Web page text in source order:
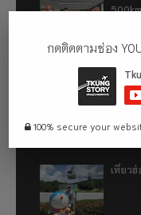
500km
เที่ยว
เที่ยวฮ่
กดติดตามช่อง
100% secure your